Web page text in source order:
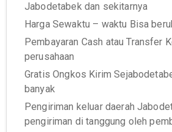
Jabodetabek dan sekitarnya
Harga Sewaktu – waktu Bisa
Pembayaran Cash atau Transfer
perusahaan
Gratis Ongkos Kirim
banyak
Pengiriman keluar daerah
pengiriman di tanggung oleh